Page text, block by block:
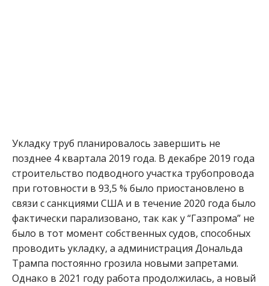
Укладку труб планировалось завершить не
позднее 4 квартала 2019 года. В декабре 2019 года
строительство подводного участка трубопровода
при готовности в 93,5 % было приостановлено в
связи с санкциями США и в течение 2020 года было
фактически парализовано, так как у “Газпрома” не
было в тот момент собственных судов, способных
проводить укладку, а администрация Дональда
Трампа постоянно грозила новыми запретами.
Однако в 2021 году работа продолжилась, а новый